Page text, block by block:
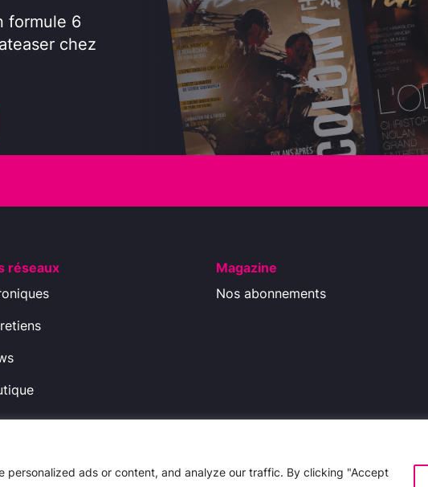
personalized ads or content, and analyze our traffic. By clicking "Accept
formule 6
chez
réseaux
Magazine
Nos abonnements